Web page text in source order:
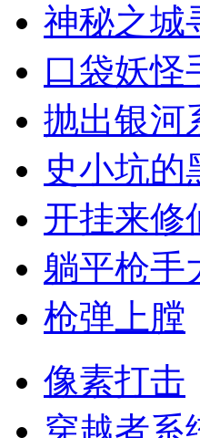
神秘之城
口袋妖怪
抛出银河
史小坑的
开挂来修
躺平枪手
枪弹上膛
像素打击
穿越者系